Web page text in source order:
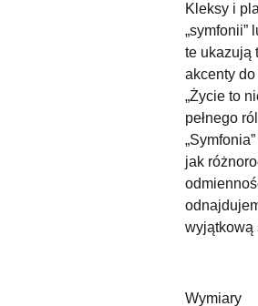
Kleksy i
„symfonii”
te ukazują
akcenty
„Życie to
pełnego
jak
wyjątkową
Wymiary